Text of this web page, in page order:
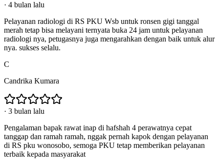
· 4 bulan lalu
Pelayanan radiologi di RS PKU Wsb untuk ronsen gigi tanggal
merah tetap bisa melayani ternyata buka 24 jam untuk pelayanan
radiologi nya, petugasnya juga mengarahkan dengan baik untuk alur
nya. sukses selalu.
C
Candrika Kumara
· 3 bulan lalu
Pengalaman bapak rawat inap di hafshah 4 perawatnya cepat
tanggap dan ramah ramah, nggak pernah kapok dengan pelayanan
di RS pku wonosobo, semoga PKU tetap memberikan pelayanan
terbaik kepada masyarakat